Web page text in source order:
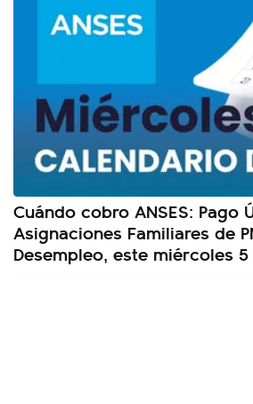
Cuándo cobro ANSES: Pago
Asignaciones Familiares de
Desempleo, este miércoles